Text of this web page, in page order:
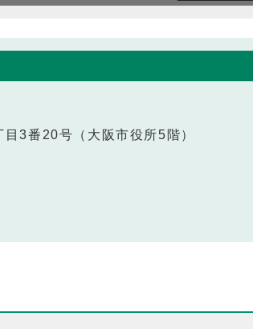
3番20号（大阪市役所5階）